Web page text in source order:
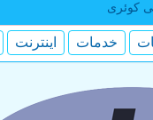
كوئری
خدمات اینترنت